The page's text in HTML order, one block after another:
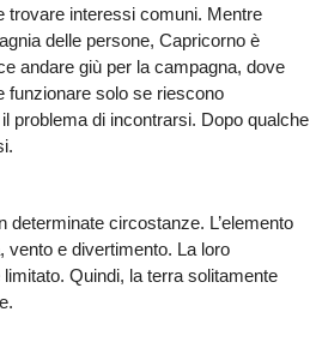
trovare interessi comuni. Mentre
delle persone, Capricorno è
andare giù per la campagna, dove
funzionare solo se riescono
problema di incontrarsi. Dopo qualche
circostanze. L’elemento
vento e divertimento. La loro
Quindi, la terra solitamente